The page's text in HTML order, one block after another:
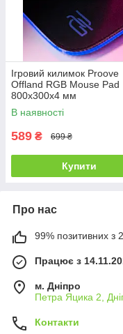
Ігровий килимок Proove
Offland RGB Mouse Pad
800x300x4 мм
В наявності
589 ₴ 699 ₴
Купити
Про нас
99% позитивних з
Працює з
м. Дніпро
Петра Яцика 2,
Контакти